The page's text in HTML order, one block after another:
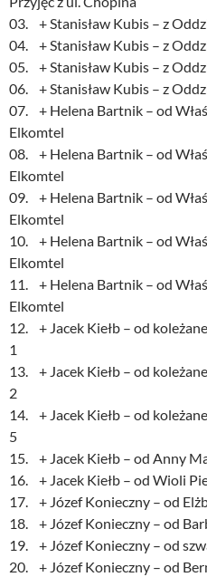
03. + Stanisław Kubis – z
04. + Stanisław Kubis – z
05. + Stanisław Kubis – z
06. + Stanisław Kubis – z
07. + Helena Bartnik – od
Elkomtel
08. + Helena Bartnik – od
Elkomtel
09. + Helena Bartnik – od
Elkomtel
10. + Helena Bartnik – od
Elkomtel
11. + Helena Bartnik – od
Elkomtel
12. + Jacek Kiełb – od
1
13. + Jacek Kiełb – od
2
14. + Jacek Kiełb – od
5
15. + Jacek Kiełb – od Anny
16. + Jacek Kiełb – od Wioli
17. + Józef Konieczny – od
18. + Józef Konieczny – od
19. + Józef Konieczny – od
20. + Józef Konieczny – od